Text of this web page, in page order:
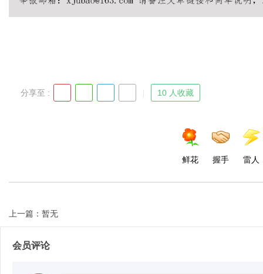
分享至 : 10 人收藏
鲜花 握手 雷人
上一篇：暂无
会员评论